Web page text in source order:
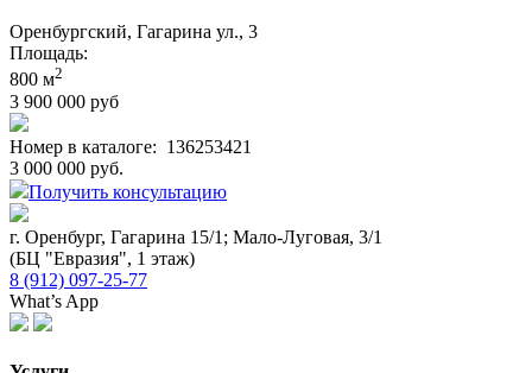
Оренбургский, Гагарина ул., 3
Площадь:
800 м2
3 900 000 руб
Номер в каталоге: 136253421
3 000 000 руб.
Получить консультацию
г. Оренбург, Гагарина 15/1; Мало-Луговая, 3/1
(БЦ "Евразия", 1 этаж)
8 (912) 097-25-77
What’s App